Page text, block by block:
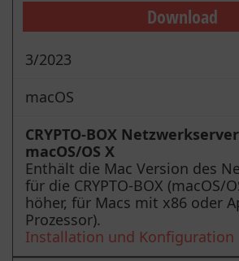
Download
3/2023
macOS
CRYPTO-BOX
macOS/OS X
Enthält die Mac Version des
für die CRYPTO-BOX (macOS/
höher, für Macs mit x86 oder
Prozessor).
Installation und Konfiguration